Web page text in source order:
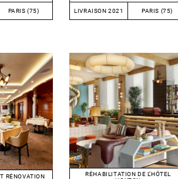
PARIS (75) LIVRAISON 2021 PARIS (75)
RÉNOVATION
RÉHABILITATION DE L’HÔTEL